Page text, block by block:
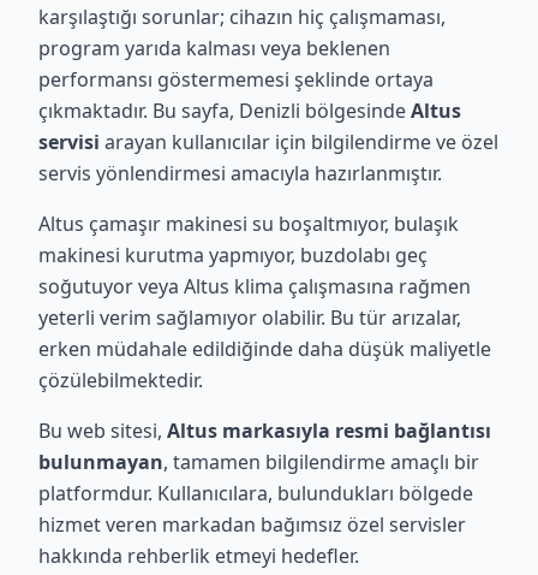
karşılaştığı sorunlar; cihazın hiç çalışmaması,
program yarıda kalması veya beklenen
performansı göstermemesi şeklinde ortaya
çıkmaktadır. Bu sayfa, Denizli bölgesindeAltus
servisi arayan kullanıcılar için bilgilendirme ve özel
servis yönlendirmesi amacıyla hazırlanmıştır.
Altus çamaşır makinesi su boşaltmıyor, bulaşık
makinesi kurutma yapmıyor, buzdolabı geç
soğutuyor veya Altus klima çalışmasına rağmen
yeterli verim sağlamıyor olabilir. Bu tür arızalar,
erken müdahale edildiğinde daha düşük maliyetle
çözülebilmektedir.
Bu web sitesi, Altus markasıyla resmi bağlantısı
bulunmayan, tamamen bilgilendirme amaçlı bir
platformdur. Kullanıcılara, bulundukları bölgede
hizmet veren markadan bağımsız özel servisler
hakkında rehberlik etmeyi hedefler.